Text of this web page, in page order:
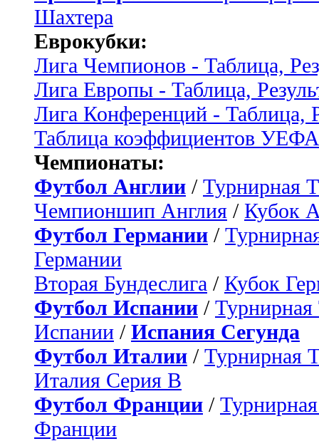
Шахтера
Еврокубки:
Лига Чемпионов - Таблица,
Лига Европы - Таблица,
Лига Конференций - Таблица,
Таблица коэффициентов УЕФА
Чемпионаты:
Футбол Англии / Турнирная
Чемпионшип Англия / Кубок
Футбол Германии /
Германии
Вторая Бундеслига / Кубок
Футбол Испании / Турнирная
Испании / Испания Сегунда
Футбол Италии / Турнирная
Италия Серия B
Футбол Франции /
Франции